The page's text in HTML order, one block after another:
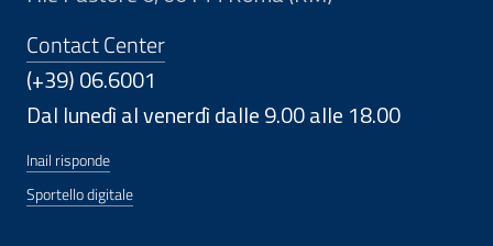
Contact Center
(+39) 06.6001
Dal lunedì al venerdì dalle 9.00 alle 18.00
Inail risponde
Sportello digitale